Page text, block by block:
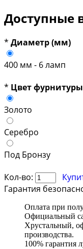
Доступные
* Диаметр (мм)
400 мм - 6 ламп
* Цвет фурнитуры
Золото
Серебро
Под Бронзу
Кол-во:
Гарантия
Оплата при
Официальный
Хрустальный,
производства.
100% гарантия